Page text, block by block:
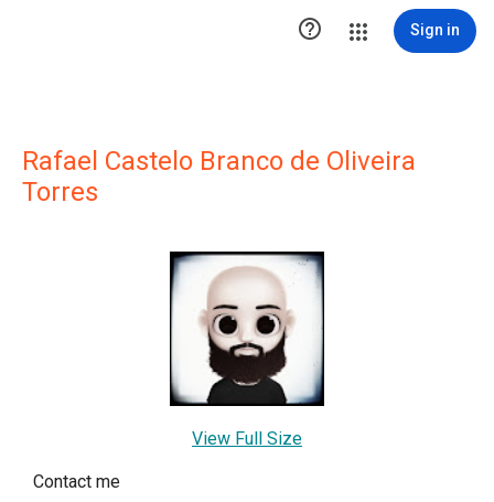
 Sign in
Rafael Castelo Branco de Oliveira
Torres
View Full Size
Contact me